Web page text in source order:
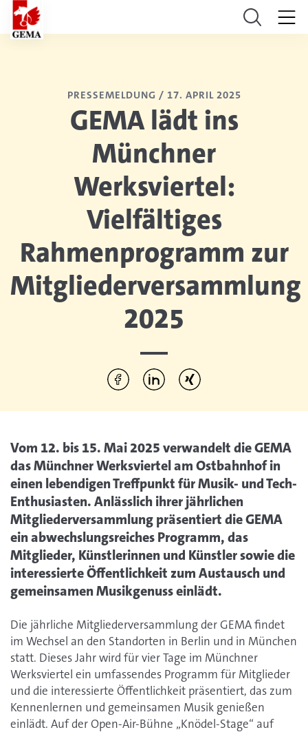
PRESSEMELDUNG / 17. APRIL 2025
GEMA lädt ins
Münchner
Werksviertel:
Vielfältiges
Rahmenprogramm zur
Mitgliederversammlung
2025
Diesen Artikel teilen: Per Facebook teilen
Per LinkedIn teilen
Per Xing teilen
Vom 12. bis 15. Mai 2025 verwandelt die GEMA
das Münchner Werksviertel am Ostbahnhof in
einen lebendigen Treffpunkt für Musik- und Tech-
Enthusiasten. Anlässlich ihrer jährlichen
Mitgliederversammlung präsentiert die GEMA
ein abwechslungsreiches Programm, das
Mitglieder, Künstlerinnen und Künstler sowie die
interessierte Öffentlichkeit zum Austausch und
gemeinsamen Musikgenuss einlädt.
Die jährliche Mitgliederversammlung der GEMA findet
im Wechsel an den Standorten in Berlin und in München
statt. Dieses Jahr wird für vier Tage im Münchner
Werksviertel ein umfassendes Programm für Mitglieder
und die interessierte Öffentlichkeit präsentiert, das zum
Kennenlernen und gemeinsamen Musik genießen
einlädt. Auf der Open-Air-Bühne „Knödel-Stage“ auf